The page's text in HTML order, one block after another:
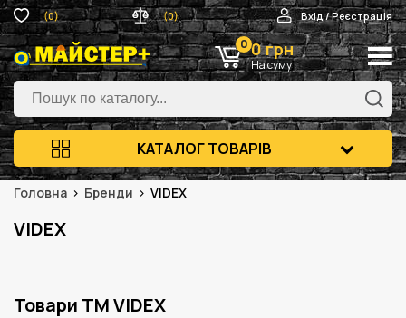
(0) (0) Вхід / Реєстрація
0 0 грн
На суму
КАТАЛОГ ТОВАРІВ
Головна Бренди VIDEX
VIDEX
Товари ТМ VIDEX